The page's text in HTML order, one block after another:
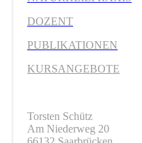
DOZENT
PUBLIKATIONEN
KURSANGEBOTE
Torsten Schütz
Am Niederweg 20